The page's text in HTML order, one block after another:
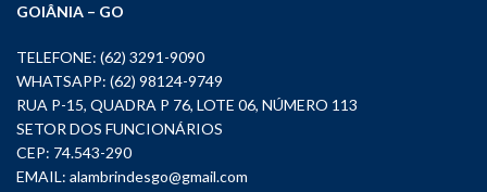
GOIÂNIA – GO
TELEFONE: (62) 3291-9090
WHATSAPP: (62) 98124-9749
RUA P-15, QUADRA P 76, LOTE 06, NÚMERO 113
SETOR DOS FUNCIONÁRIOS
CEP: 74.543-290
EMAIL: alambrindesgo@gmail.com